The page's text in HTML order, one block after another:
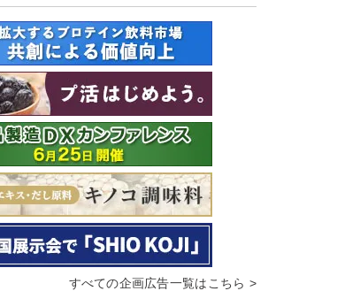
すべての企画広告一覧はこちら >